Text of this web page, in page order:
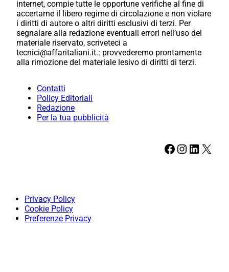
internet, compie tutte le opportune verifiche al fine di
accertarne il libero regime di circolazione e non violare
i diritti di autore o altri diritti esclusivi di terzi. Per
segnalare alla redazione eventuali errori nell’uso del
materiale riservato, scriveteci a
tecnici@affaritaliani.it.: provvederemo prontamente
alla rimozione del materiale lesivo di diritti di terzi.
Contatti
Policy Editoriali
Redazione
Per la tua pubblicità
Facebook Instagram LinkedIn X
Privacy Policy
Cookie Policy
Preferenze Privacy